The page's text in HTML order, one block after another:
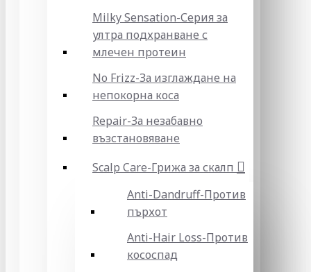
Milky Sensation-Серия за
ултра подхранване с
млечен протеин
No Frizz-За изглаждане на
непокорна коса
Repair-За незабавно
възстановяване
Scalp Care-Грижа за скалп
Anti-Dandruff-Против
пърхот
Anti-Hair Loss-Против
кососпад